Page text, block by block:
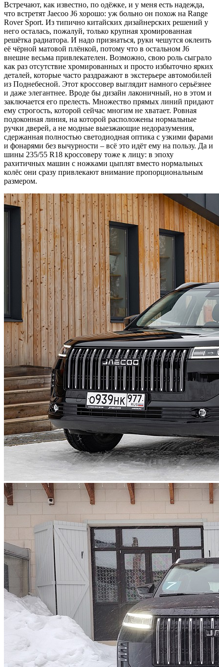
Встречают, как известно, по одёжке, и у меня есть надежда,
что встретят Jaecoo J6 хорошо: уж больно он похож на Range
Rover Sport. Из типично китайских дизайнерских решений у
него осталась, пожалуй, только крупная хромированная
решётка радиатора. И надо признаться, руки чешутся оклеить
её чёрной матовой плёнкой, потому что в остальном J6
внешне весьма привлекателен. Возможно, свою роль сыграло
как раз отсутствие хромированных и просто избыточно ярких
деталей, которые часто раздражают в экстерьере автомобилей
из Поднебесной. Этот кроссовер выглядит намного серьёзнее
и даже элегантнее. Вроде бы дизайн лаконичный, но в этом и
заключается его прелесть. Множество прямых линий придают
ему строгость, которой сейчас многим не хватает. Ровная
подоконная линия, на которой расположены нормальные
ручки дверей, а не модные выезжающие недоразумения,
сдержанная полностью светодиодная оптика с узкими фарами
и фонарями без вычурности – всё это идёт ему на пользу. Да и
шины 235/55 R18 кроссоверу тоже к лицу: в эпоху
рахитичных машин с ножками цыплят вместо нормальных
колёс они сразу привлекают внимание пропорциональным
размером.